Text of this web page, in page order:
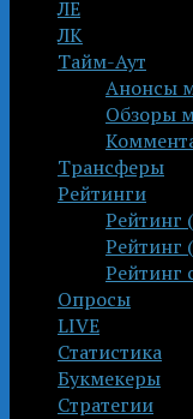
ЛЕ
ЛК
Тайм-Аут
Анонсы
Обзоры
Трансферы
Рейтинги
Рейтинг
Рейтинг
Опросы
LIVE
Статистика
Букмекеры
Стратегии